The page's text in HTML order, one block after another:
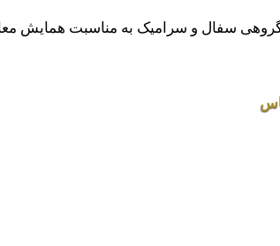
سفال و سرامیک به مناسبت همایش